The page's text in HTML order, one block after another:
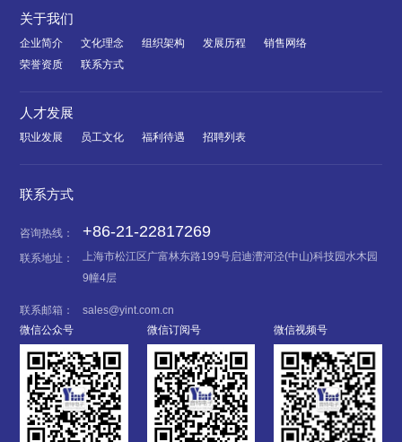
关于我们
企业简介 文化理念 组织架构 发展历程
销售网络
荣誉资质
联系方式
人才发展
职业发展 员工文化 福利待遇 招聘列表
联系方式
咨询热线： +86-21-22817269
联系地址：
上海市松江区广富林东路199号启迪漕河泾(中山)科技园水木园
9幢4层
联系邮箱：
sales@yint.com.cn
微信公众号
微信订阅号 微信视频号